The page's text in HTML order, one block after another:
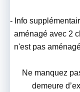
- Info
aménagé avec 2
n'est pas
Ne manquez
demeure